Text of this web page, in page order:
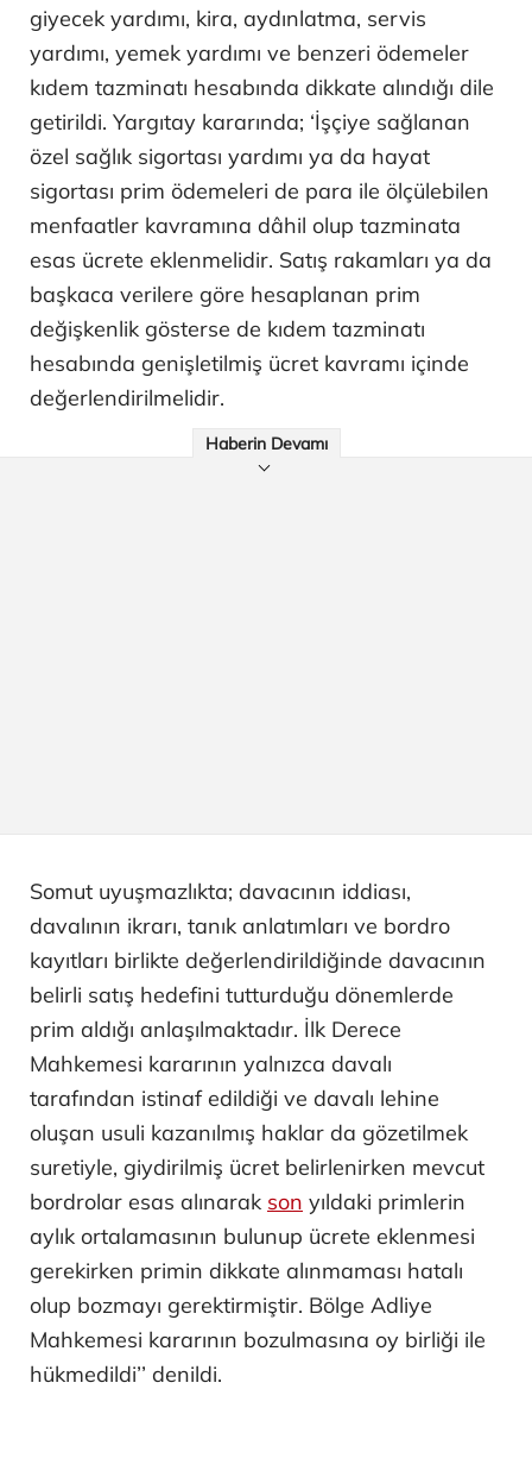
giyecek yardımı, kira, aydınlatma, servis
yardımı, yemek yardımı ve benzeri ödemeler
kıdem tazminatı hesabında dikkate alındığı dile
getirildi. Yargıtay kararında; ‘İşçiye sağlanan
özel sağlık sigortası yardımı ya da hayat
sigortası prim ödemeleri de para ile ölçülebilen
menfaatler kavramına dâhil olup tazminata
esas ücrete eklenmelidir. Satış rakamları ya da
başkaca verilere göre hesaplanan prim
değişkenlik gösterse de kıdem tazminatı
hesabında genişletilmiş ücret kavramı içinde
değerlendirilmelidir.
Haberin Devamı
Somut uyuşmazlıkta; davacının iddiası,
davalının ikrarı, tanık anlatımları ve bordro
kayıtları birlikte değerlendirildiğinde davacının
belirli satış hedefini tutturduğu dönemlerde
prim aldığı anlaşılmaktadır. İlk Derece
Mahkemesi kararının yalnızca davalı
tarafından istinaf edildiği ve davalı lehine
oluşan usuli kazanılmış haklar da gözetilmek
suretiyle, giydirilmiş ücret belirlenirken mevcut
bordrolar esas alınarak son yıldaki primlerin
aylık ortalamasının bulunup ücrete eklenmesi
gerekirken primin dikkate alınmaması hatalı
olup bozmayı gerektirmiştir. Bölge Adliye
Mahkemesi kararının bozulmasına oy birliği ile
hükmedildi’’ denildi.